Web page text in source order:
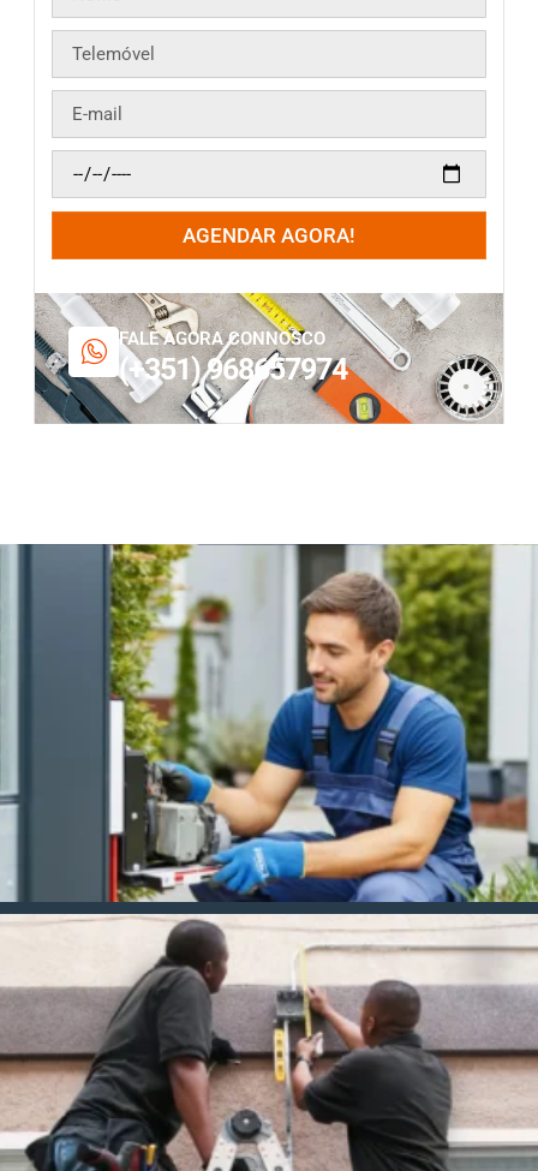
AGENDAR AGORA!
FALE AGORA CONNOSCO
(+351) 968657974